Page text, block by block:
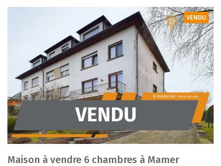
VENDU
Maison à vendre 6 chambres à Mamer